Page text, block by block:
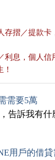
存摺／提款卡
利息，個人信
需要5萬
告訴我有什
用戶的借